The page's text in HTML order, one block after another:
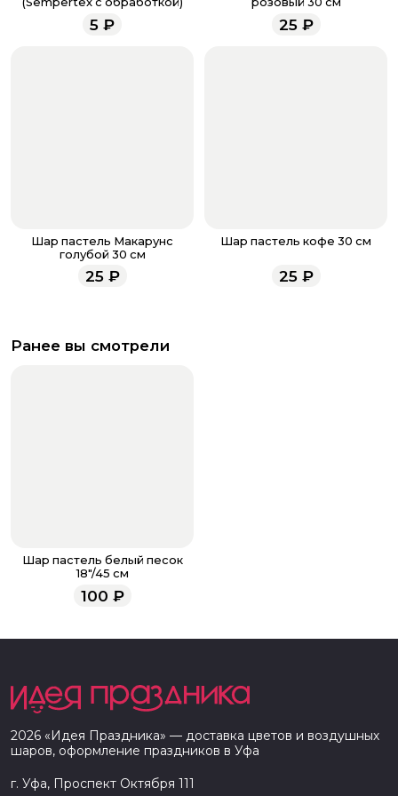
менеджеры работают ежедневно с 9.00 до 23.00 и
всегда рады проконсультировать вас.
5 ₽ 25₽
Шар пастель Макарунс
голубой 30 см
25₽
Шар пастель кофе 30 см
25₽
Ранее вы смотрели
Шар пастель белый песок
18"/45 см
100 ₽
2026 «Идея Праздника» — доставка цветов и воздушных
шаров, оформление праздников в Уфа
г. Уфа, Проспект Октября 111